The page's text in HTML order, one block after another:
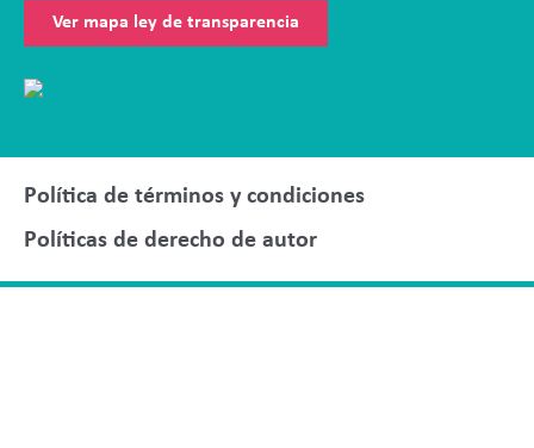
Ver mapa ley de transparencia
Política de términos y condiciones
Políticas de derecho de autor